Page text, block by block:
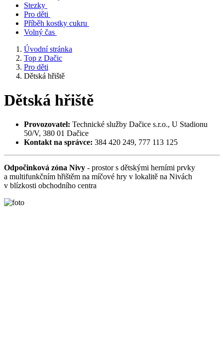
Stezky
Pro děti
Příběh kostky cukru
Volný čas
Úvodní stránka
Top z Dačic
Pro děti
Dětská hřiště
Dětská hřiště
Provozovatel: Technické služby Dačice s.r.o., U Stadionu
50/V, 380 01 Dačice
Kontakt na správce: 384 420 249, 777 113 125
Odpočinková zóna Nivy - prostor s dětskými herními prvky
a multifunkčním hřištěm na míčové hry v lokalitě na Nivách
v blízkosti obchodního centra